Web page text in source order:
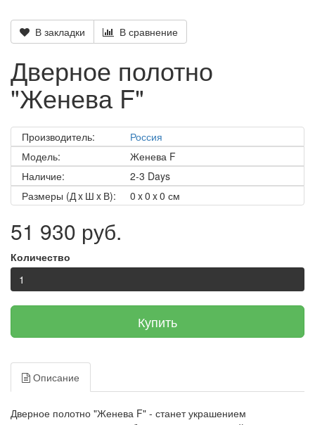
В закладки В сравнение
Дверное полотно
"Женева F"
Производитель:
Россия
Модель:
Женева F
Наличие:
2-3 Days
Размеры (Д x Ш x В):
0 x 0 x 0 см
51 930 руб.
Количество
Купить
Описание
Дверное полотно "Женева F" - станет украшением